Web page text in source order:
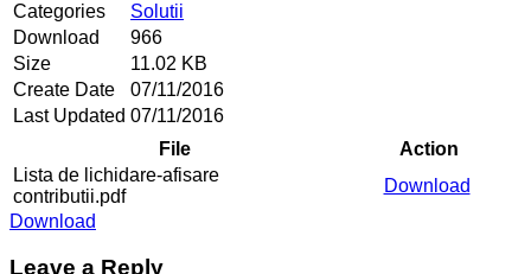
Categories
Solutii
Download
966
Size
11.02 KB
Create Date
07/11/2016
Last Updated 07/11/2016
File
Action
Lista de lichidare-afisare
contributii.pdf
Download
Download
Leave a Reply